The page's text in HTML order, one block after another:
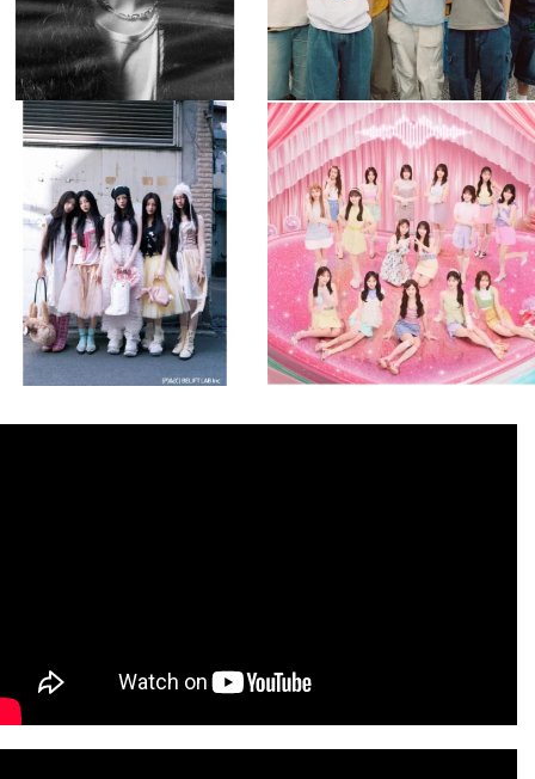
musicjapantv
💡8月特番放送決定！
8月 4
1 0
musicjapantv
💡8月特番放送決定！
...
8月 4
1 0